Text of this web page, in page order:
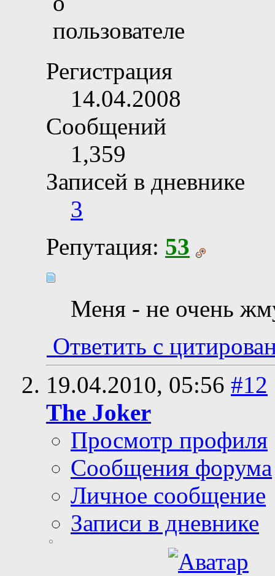
Регистрация
14.04.2008
Сообщений
1,359
Записей в дневнике
3
Репутация: 53
Меня - не очень
Ответить с
19.04.2010, 05:56 #12
The Joker
Просмотр профиля
Сообщения форума
Личное сообщение
Записи в дневнике